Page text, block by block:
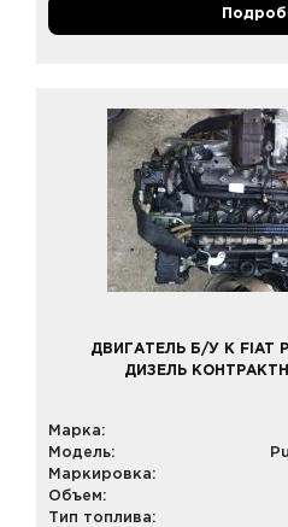
ДВИГАТЕЛЬ Б/У К FIAT
ДИЗЕЛЬ
Марка:
Модель:
Маркировка:
Объем:
Тип топлива: